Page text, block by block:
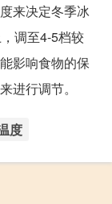
来决定冬季冰
调至4-5档较
影响食物的保
进行调节。
度